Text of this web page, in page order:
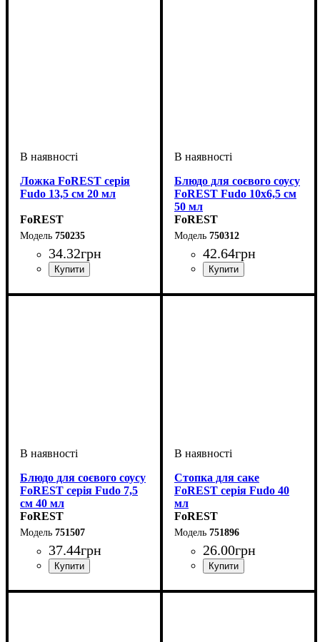
Ложка FoREST серія
Fudo 13,5 см 20 мл
FoREST
750235
34.32грн
Блюдо для соєвого соусу
FoREST Fudo 10х6,5 см
50 мл
FoREST
750312
42.64грн
Блюдо для соєвого соусу
FoREST серія Fudo 7,5
см 40 мл
FoREST
751507
37.44грн
Стопка для саке
FoREST серія Fudo 40
мл
FoREST
751896
26.00грн